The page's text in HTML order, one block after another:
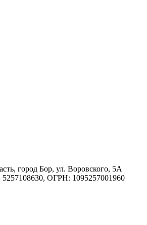
город Бор, ул. Воровского, 5А
ОГРН: 1095257001960